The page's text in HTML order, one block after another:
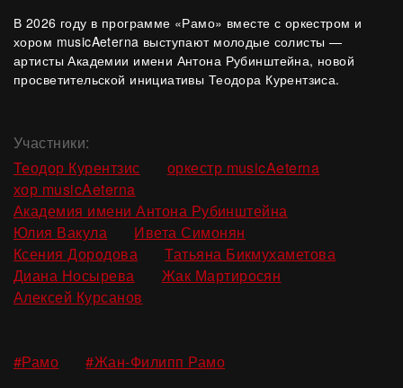
В 2026 году в программе «Рамо» вместе с оркестром и
хором musicAeterna выступают молодые солисты —
артисты Академии имени Антона Рубинштейна, новой
просветительской инициативы Теодора Курентзиса.
Участники:
Теодор Курентзис
,оркестр musicAeterna
хор musicAeterna
Академия имени Антона Рубинштейна
Юлия Вакула
,Ивета Симонян
Ксения Дородова
,Татьяна Бикмухаметова
Диана Носырева
,
Жак Мартиросян
Алексей Курсанов
#Рамо ,#Жан-Филипп Рамо